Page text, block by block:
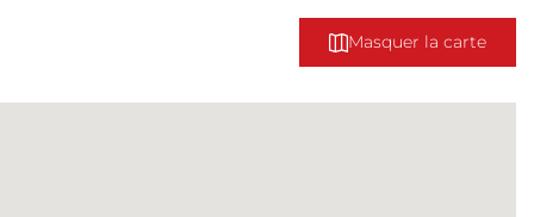
Masquer la carte